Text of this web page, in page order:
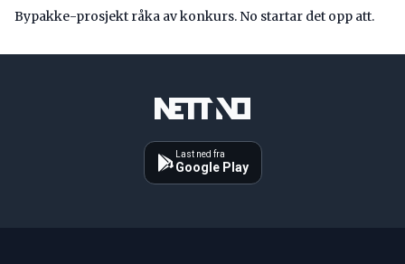
Bypakke-prosjekt råka av konkurs. No startar det opp att.
Last ned fra
Google Play